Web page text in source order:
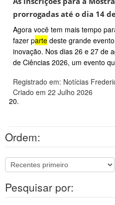
prorrogadas até o dia 14
Agora você tem mais tempo
fazer parte deste grande
inovação. Nos dias 26 e 27 de
de Ciências 2026, um evento
Registrado em: Notícias
Criado em 22 Julho 2026
20.
Ordem:
Pesquisar por: